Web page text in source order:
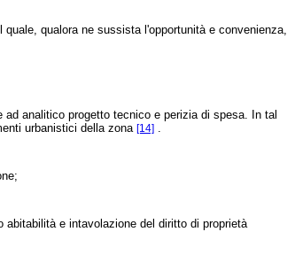
qualora ne sussista l'opportunità e convenienza,
analitico progetto tecnico e perizia di spesa. In tal
urbanistici della zona [14] .
e intavolazione del diritto di proprietà